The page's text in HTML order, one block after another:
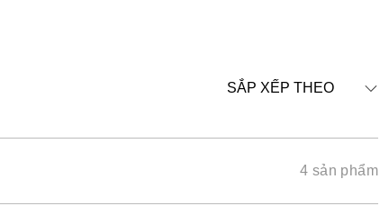
SẮP XẾP THEO
4 sản phẩm